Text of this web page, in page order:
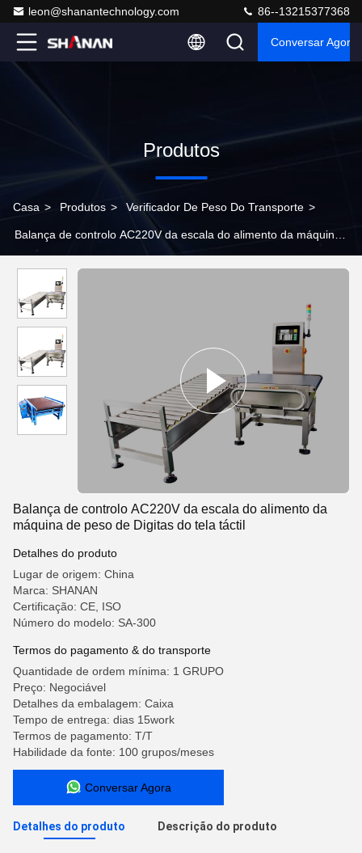
leon@shanantechnology.com 86--13215377368
Conversar Agora
Produtos
Casa > Produtos > Verificador De Peso Do Transporte >
Balança de controlo AC220V da escala do alimento da máquina
Balança de controlo AC220V da escala do alimento da
máquina de peso de Digitas do tela táctil
Detalhes do produto
Lugar de origem: China
Marca: SHANAN
Certificação: CE, ISO
Número do modelo: SA-300
Termos do pagamento & do transporte
Quantidade de ordem mínima: 1 GRUPO
Preço: Negociável
Detalhes da embalagem: Caixa
Tempo de entrega: dias 15work
Termos de pagamento: T/T
Habilidade da fonte: 100 grupos/meses
Conversar Agora
Detalhes do produto Descrição do produto